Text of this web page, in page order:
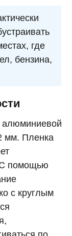
где
бензина,
алюминиевой
мм. Пленка
С помощью
с круглым